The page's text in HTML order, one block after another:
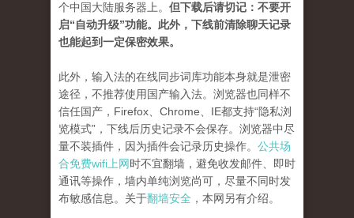
个中国大陆服务器上。 但下载后请切记：不要开
启“自动升级”功能。此外，下线前清除聊天记录
也能起到一定保密效果。
此外，输入法的在线同步词库功能本身就是泄密
途径，不推荐使用国产输入法。浏览器也同样不
信任国产，Firefox、Chrome、IE都支持“隐私浏
览模式”，下线后历史记录不会保存。浏览器中尽
量不装插件，因为插件会记录历史操作。 公共场
合免费wifi上网时不宜翻墙，避免收发邮件、即时
通讯等操作，墙内单纯浏览尚可，尽量不同时发
布敏感信息。关于翻墙安全 ，本网另有介绍。